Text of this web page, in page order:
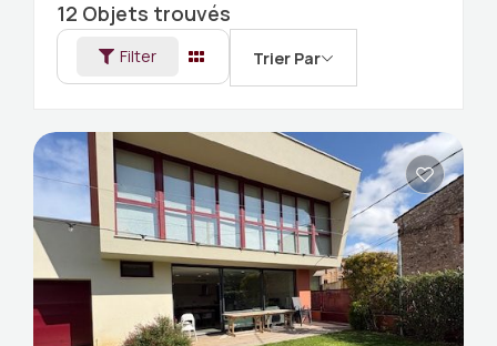
12 Objets trouvés
Filter Trier Par